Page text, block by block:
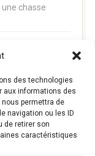
des technologies
aux informations des
permettra de
navigation ou les ID
de retirer son
caractéristiques
une chasse
Minier ,
à découvrir
belge à